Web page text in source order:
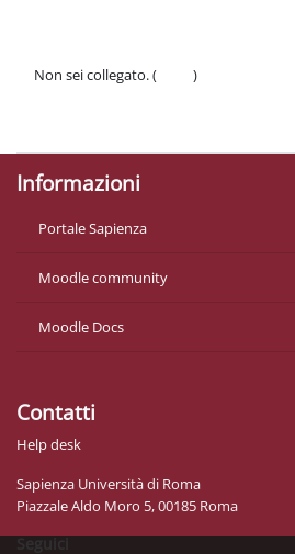
Non sei collegato. (
)
Informazioni
Portale Sapienza
Moodle community
Moodle Docs
Contatti
Help desk
Sapienza Università di Roma
Piazzale Aldo Moro 5, 00185 Roma
Seguici